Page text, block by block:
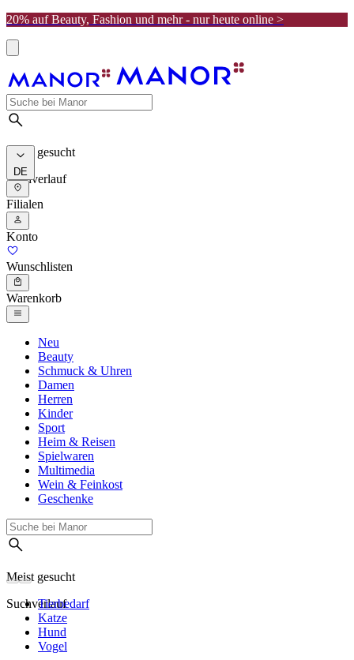
20% auf Beauty, Fashion und mehr - nur heute online >
Meist gesucht
Suchverlauf
DE
Filialen
Konto
Wunschlisten
Warenkorb
Neu
Beauty
Schmuck & Uhren
Damen
Herren
Kinder
Sport
Heim & Reisen
Spielwaren
Multimedia
Wein & Feinkost
Geschenke
Meist gesucht
Suchverlauf
Tierbedarf
Katze
Hund
Vogel